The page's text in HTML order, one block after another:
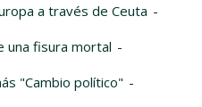
a través de Ceuta -
una fisura mortal -
"Cambio político" -